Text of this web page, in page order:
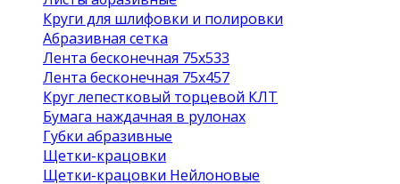
Круги для шлифовки и полировки
Абразивная сетка
Лента бесконечная 75х533
Лента бесконечная 75х457
Круг лепестковый торцевой КЛТ
Бумага наждачная в рулонах
Губки абразивные
Щетки-крацовки
Щетки-крацовки Нейлоновые